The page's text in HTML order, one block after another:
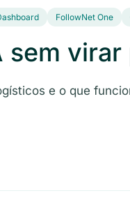
FollowNet One
sem virar
e o que